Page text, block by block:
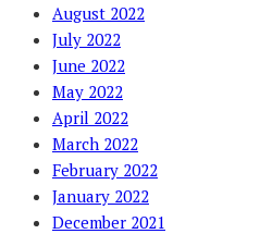
August 2022
July 2022
June 2022
May 2022
April 2022
March 2022
February 2022
January 2022
December 2021